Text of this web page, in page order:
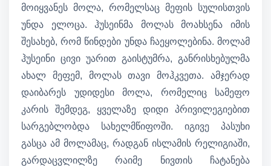
მოიყვანეს მოლა, რომელსაც მეფის სულისთვის
უნდა ელოცა. ჰუსეინმა მოლას მოახსენა იმის
შესახებ, რომ წინდები უნდა ჩაეყოლებინა. მოლამ
ჰუსეინი ცივი უარით გაისტუმრა, განრისხებულმა
ახალ მეფემ, მოლას თავი მოჰკვეთა. ამჯერად
დაიბარეს უდიდესი მოლა, რომელიც სამეფო
კარის შემდეგ, ყველაზე დიდი პრივილეგიებით
სარგებლობდა სახელმწიფოში. იგივე პასუხი
გასცა ამ მოლამაც, რადგან ისლამის რელიგიაში,
გარდაცვლილზე რაიმე ნივთის ჩატანება